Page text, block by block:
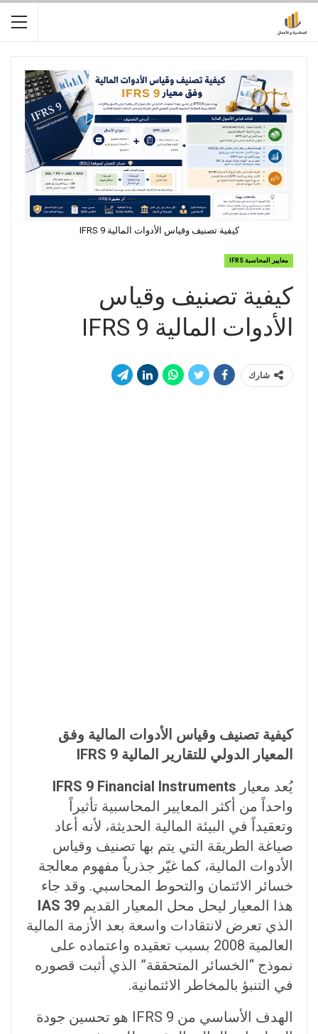
كيفية تصنيف وقياس الأدوات المالية IFRS 9
معايير المحاسبة IFRS
كيفية تصنيف وقياس
الأدوات المالية IFRS 9
شارك
كيفية تصنيف وقياس الأدوات المالية وفق
المعيار الدولي للتقارير المالية IFRS 9
يُعد معيار IFRS 9 Financial Instruments
واحداً من أكثر المعايير المحاسبية تأثيراً
وتعقيداً في البيئة المالية الحديثة، لأنه أعاد
صياغة الطريقة التي يتم بها تصنيف وقياس
الأدوات المالية، كما غيّر جذرياً مفهوم معالجة
خسائر الائتمان والتحوط المحاسبي. وقد جاء
هذا المعيار ليحل محل المعيار القديم IAS 39
الذي تعرض لانتقادات واسعة بعد الأزمة المالية
العالمية 2008 بسبب تعقيده واعتماده على
نموذج “الخسائر المتحققة” الذي أثبت قصوره
في التنبؤ بالمخاطر الائتمانية.
الهدف الأساسي من IFRS 9 هو تحسين جودة